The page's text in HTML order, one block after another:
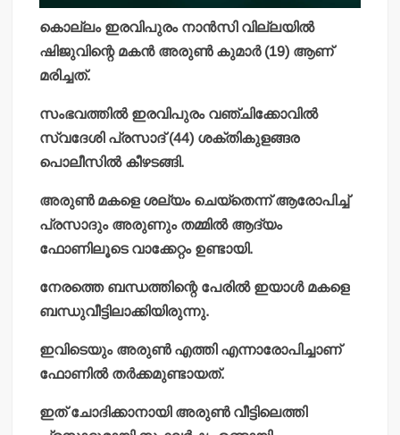
കൊല്ലം ഇരവിപുരം നാന്‍സി വില്ലയില്‍
ഷിജുവിന്റെ മകന്‍ അരുണ്‍ കുമാര്‍ (19) ആണ്
മരിച്ചത്.
സംഭവത്തില്‍ ഇരവിപുരം വഞ്ചിക്കോവില്‍
സ്വദേശി പ്രസാദ് (44) ശക്തികുളങ്ങര
പൊലീസില്‍ കീഴടങ്ങി.
അരുണ്‍ മകളെ ശല്യം ചെയ്‌തെന്ന് ആരോപിച്ച്
പ്രസാദും അരുണും തമ്മില്‍ ആദ്യം
ഫോണിലൂടെ വാക്കേറ്റം ഉണ്ടായി.
നേരത്തെ ബന്ധത്തിന്റെ പേരില്‍ ഇയാള്‍ മകളെ
ബന്ധുവീട്ടിലാക്കിയിരുന്നു.
ഇവിടെയും അരുണ്‍ എത്തി എന്നാരോപിച്ചാണ്
ഫോണില്‍ തര്‍ക്കമുണ്ടായത്.
ഇത് ചോദിക്കാനായി അരുണ്‍ വീട്ടിലെത്തി